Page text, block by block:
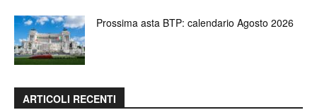
Prossima asta BTP: calendario Agosto 2026
ARTICOLI RECENTI